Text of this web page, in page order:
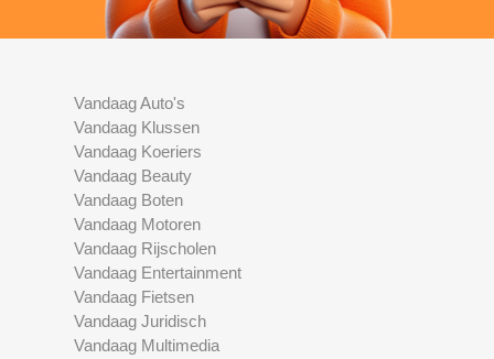
Vandaag Auto's
Vandaag Klussen
Vandaag Koeriers
Vandaag Beauty
Vandaag Boten
Vandaag Motoren
Vandaag Rijscholen
Vandaag Entertainment
Vandaag Fietsen
Vandaag Juridisch
Vandaag Multimedia